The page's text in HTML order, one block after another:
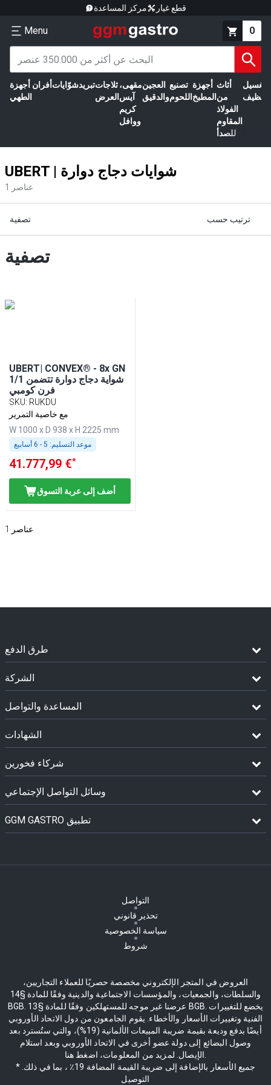
مركز المساعدة قطع غيار
Menu 0
أجهزة
الطهي
أفران شوّاياتتبريدثلاجات
العرض
مقهى،
آيس
كريم
ووافل
العجين
والدقيق
تصنيع
اللحوم
أجهزة
المطبخ
أثاث
من
الفولاذ
المقاوم
للصدأ
الغسيل
UBERT | شوايات دجاج دوارة
1 عناصر
تصفية ترتيب حسب
تصفية
UBERT| CONVEX® - 8x GN
1/1 شواية دجاج دوارة تتضمن
فرن كومبي
SKU: RUKDU
مع خاصية التمرير
W 1000 x D 938 x H 2225 mm
موعد التسليم:
41.777,99 €*
أضف إلى عربة التسوق
1 عناصر
طرق الدفع
الشركة
المساعدة والتواصل
الشهادات
شركاء فخورين
وسائل التواصل الإجتماعي
GGM GASTRO تطبيق
التواصل
تحذير قانوني
سياسة الخصوصية
شروط
العروض في المتجر الإلكتروني مخصصة حصريًا للعملاء التجاريين،
والسلطات، والجمعيات، والمؤسسات الاجتماعية والدينية وفقًا للمادة §14
BGB. عرضنا غير موجه للمستهلكين وفقًا للمادة §13 BGB. يخضع للتغييرات
الفنية وتغييرات الأسعار والأخطاء. يقوم الجامعون من دول الاتحاد الأوروبي
أيضًا بدفع وديعة بقيمة ضريبة المبيعات الألمانية (19%)، والتي ستُسترد بعد
وصول البضائع إلى دولة عضو أخرى في الاتحاد الأوروبي وبعد استلام
الإيصال. لمزيد من المعلومات، اضغط هنا.
* جميع الأسعار بالإضافة إلى ضريبة القيمة المضافة 19٪ ، بما في ذلك.
التوصيل